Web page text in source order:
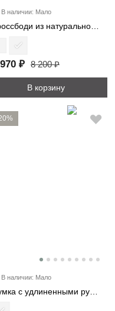
В наличии: Мало
Кроссбоди из натуральной замши 3596
₽ 8 200 ₽
В корзину
В наличии: Мало